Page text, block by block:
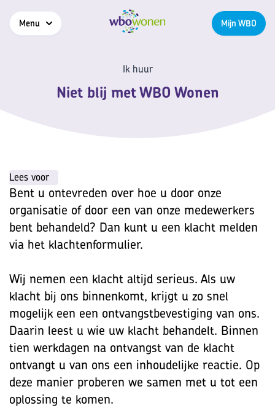
Menu Mijn WBO
Ik huur
Niet blij met WBO Wonen
Lees voor
Bent u ontevreden over hoe u door onze
organisatie of door een van onze medewerkers
bent behandeld? Dan kunt u een klacht melden
via het klachtenformulier.
Wij nemen een klacht altijd serieus. Als uw
klacht bij ons binnenkomt, krijgt u zo snel
mogelijk een een ontvangstbevestiging van ons.
Daarin leest u wie uw klacht behandelt. Binnen
tien werkdagen na ontvangst van de klacht
ontvangt u van ons een inhoudelijke reactie. Op
deze manier proberen we samen met u tot een
oplossing te komen.